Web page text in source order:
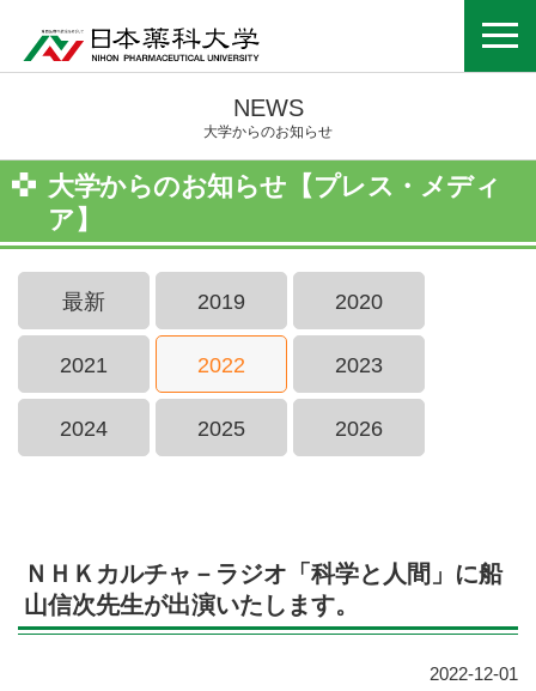
NEWS
大学からのお知らせ
大学からのお知らせ【プレス・メディ
ア】
最新 2019 2020
2021 2022 2023
2024 2025 2026
ＮＨＫカルチャ－ラジオ「科学と人間」に船
山信次先生が出演いたします。
2022-12-01